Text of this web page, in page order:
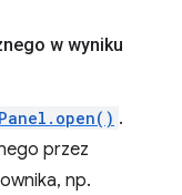
w wyniku
.
przez
np.